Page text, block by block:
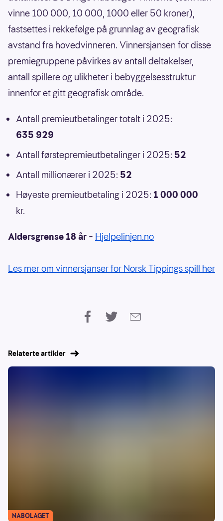
vinne 100 000, 10 000, 1000 eller 50 kroner),
fastsettes i rekkefølge på grunnlag av geografisk
avstand fra hovedvinneren. Vinnersjansen for disse
premiegruppene påvirkes av antall deltakelser,
antall spillere og ulikheter i bebyggelsesstruktur
innenfor et gitt geografisk område.
Antall premieutbetalinger totalt i 2025:
635 929
Antall førstepremieutbetalinger i 2025: 52
Antall millionærer i 2025: 52
Høyeste premieutbetaling i 2025: 1 000 000
kr.
Aldersgrense 18 år – Hjelpelinjen.no
Les mer om vinnersjanser for Norsk Tippings spill her
Relaterte artikler
NABOLAGET